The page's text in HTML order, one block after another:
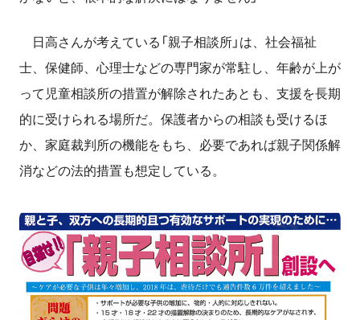
日高さんが考えている「親子相談所」は、社会福祉
士、保健師、心理士などの専門家が常駐し、年齢が上が
って児童相談所の措置が解除されたあとも、支援を長期
的に受けられる場所だ。保護者からの相談も受けるほ
か、家庭裁判所の機能をもち、必要であれば親子関係解
消などの法的措置も想定している。